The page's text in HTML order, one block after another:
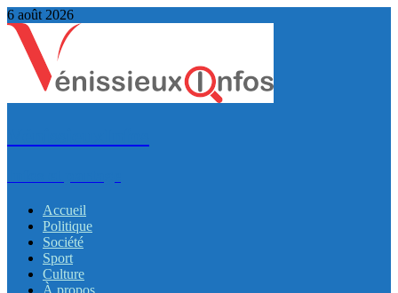
6 août 2026
Accueil
Politique
Société
Sport
Culture
À propos